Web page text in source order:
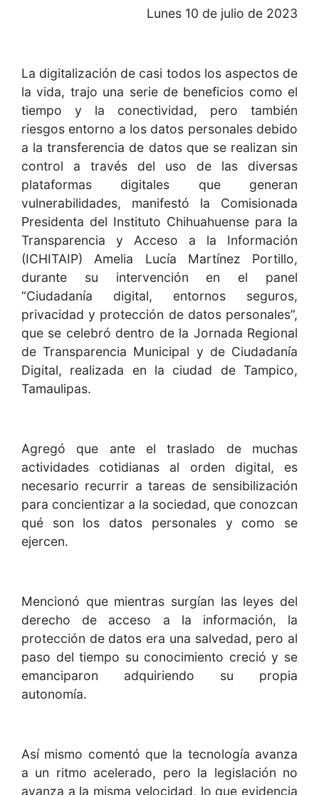
Lunes 10 de julio de 2023
La digitalización de casi todos los aspectos de
la vida, trajo una serie de beneficios como el
tiempo y la conectividad, pero también
riesgos entorno a los datos personales debido
a la transferencia de datos que se realizan sin
control a través del uso de las diversas
plataformas digitales que generan
vulnerabilidades, manifestó la Comisionada
Presidenta del Instituto Chihuahuense para la
Transparencia y Acceso a la Información
(ICHITAIP) Amelia Lucía Martínez Portillo,
durante su intervención en el panel
“Ciudadanía digital, entornos seguros,
privacidad y protección de datos personales”,
que se celebró dentro de la Jornada Regional
de Transparencia Municipal y de Ciudadanía
Digital, realizada en la ciudad de Tampico,
Tamaulipas.
Agregó que ante el traslado de muchas
actividades cotidianas al orden digital, es
necesario recurrir a tareas de sensibilización
para concientizar a la sociedad, que conozcan
qué son los datos personales y como se
ejercen.
Mencionó que mientras surgían las leyes del
derecho de acceso a la información, la
protección de datos era una salvedad, pero al
paso del tiempo su conocimiento creció y se
emanciparon adquiriendo su propia
autonomía.
Así mismo comentó que la tecnología avanza
a un ritmo acelerado, pero la legislación no
avanza a la misma velocidad, lo que evidencia